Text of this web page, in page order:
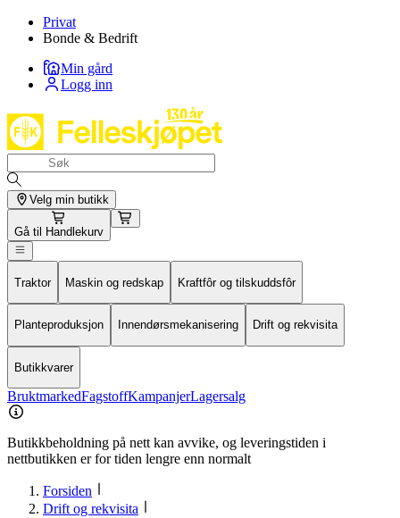
Privat
Bonde & Bedrift
Min gård
Logg inn
Velg min butikk
Gå til Handlekurv
Traktor Maskin og redskap Kraftfôr og tilskuddsfôr
Planteproduksjon Innendørsmekanisering Drift og rekvisita
Butikkvarer
BruktmarkedFagstoffKampanjerLagersalg
Butikkbeholdning på nett kan avvike, og leveringstiden i
nettbutikken er for tiden lengre enn normalt
Forsiden
Drift og rekvisita